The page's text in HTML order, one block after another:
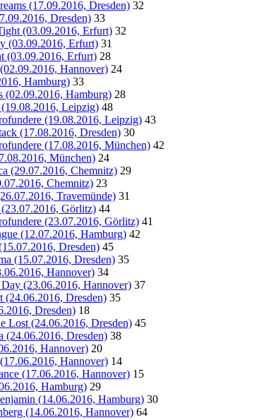
(17.09.2016, Dresden) 32
Dresden) 33
(03.09.2016, Erfurt) 32
(03.09.2016, Erfurt) 31
(03.09.2016, Erfurt) 28
Hannover) 24
Hamburg) 33
(02.09.2016, Hamburg) 28
Leipzig) 48
(19.08.2016, Leipzig) 43
(17.08.2016, Dresden) 30
(17.08.2016, München) 42
München) 24
(29.07.2016, Chemnitz) 29
Chemnitz) 23
Travemünde) 31
Görlitz) 44
(23.07.2016, Görlitz) 41
(12.07.2016, Hamburg) 42
Dresden) 45
(15.07.2016, Dresden) 35
Hannover) 34
(23.06.2016, Hannover) 37
(24.06.2016, Dresden) 35
Dresden) 18
Lost (24.06.2016, Dresden) 45
(24.06.2016, Dresden) 38
Hannover) 20
Hannover) 14
(17.06.2016, Hannover) 15
Hamburg) 29
(14.06.2016, Hamburg) 30
(14.06.2016, Hannover) 64